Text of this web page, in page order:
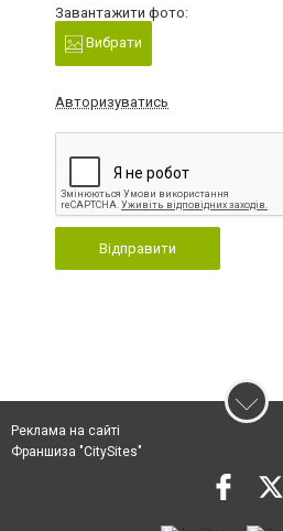
Завантажити фото:
Вибрати
Авторизуватись
Відправити
Реклама на сайті
Франшиза "CitySites"